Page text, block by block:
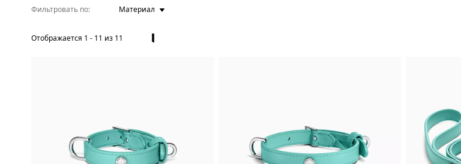
Фильтровать по Материал
Отображается 1 - 11 из 11